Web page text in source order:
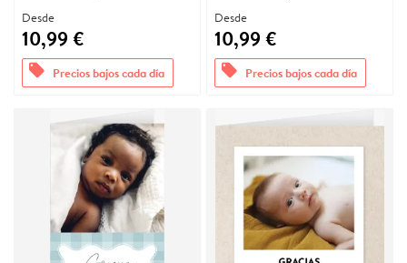
Desde
10,99 €
offers Precios bajos cada día
Desde
10,99 €
offers Precios bajos cada día